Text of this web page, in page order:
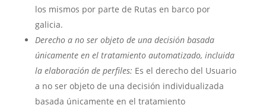
los mismos por parte de Rutas en barco por
galicia.
Derecho a no ser objeto de una decisión basada
únicamente en el tratamiento automatizado, incluida
la elaboración de perfiles: Es el derecho del Usuario
a no ser objeto de una decisión individualizada
basada únicamente en el tratamiento